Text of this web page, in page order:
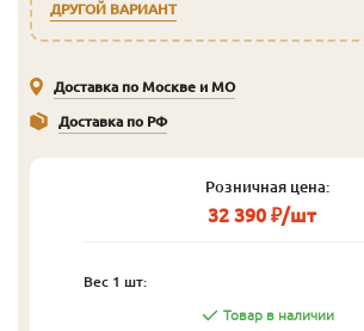
ДРУГОЙ ВАРИАНТ
Доставка по Москве и МО
Доставка по РФ
Розничная цена:
32 390 ₽/шт
Вес 1 шт:
Товар в наличии